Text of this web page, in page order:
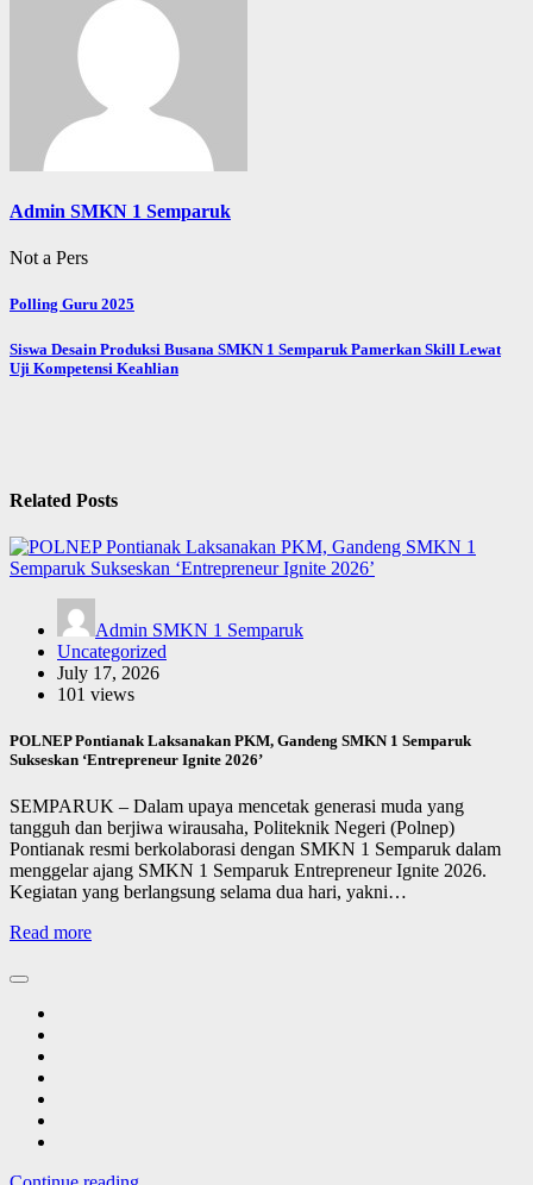
Admin SMKN 1 Semparuk
Not a Pers
Post
navigation
Polling Guru 2025
Siswa Desain Produksi Busana SMKN 1 Semparuk Pamerkan Skill Lewat
Uji Kompetensi Keahlian
Related Posts
Admin SMKN 1 Semparuk
Uncategorized
July 17, 2026
101 views
POLNEP Pontianak Laksanakan PKM, Gandeng SMKN 1 Semparuk
Sukseskan ‘Entrepreneur Ignite 2026’
SEMPARUK – Dalam upaya mencetak generasi muda yang
tangguh dan berjiwa wirausaha, Politeknik Negeri (Polnep)
Pontianak resmi berkolaborasi dengan SMKN 1 Semparuk dalam
menggelar ajang SMKN 1 Semparuk Entrepreneur Ignite 2026.
Kegiatan yang berlangsung selama dua hari, yakni…
Read more